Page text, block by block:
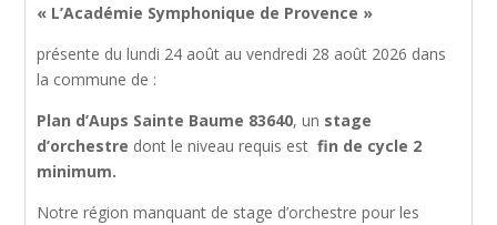
« L’Académie Symphonique de Provence »
présente du lundi 24 août au vendredi 28 août 2026 dans
la commune de :
Plan d’Aups Sainte Baume 83640, un stage
d’orchestre dont le niveau requis estfin de cycle 2
minimum.
Notre région manquant de stage d’orchestre pour les